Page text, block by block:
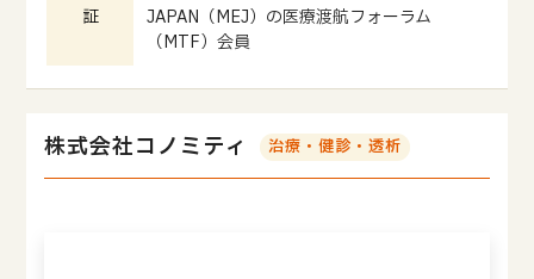
証
JAPAN（MEJ）の医療渡航フォーラム
（MTF）会員
株式会社コノミティ 治療・健診・透析